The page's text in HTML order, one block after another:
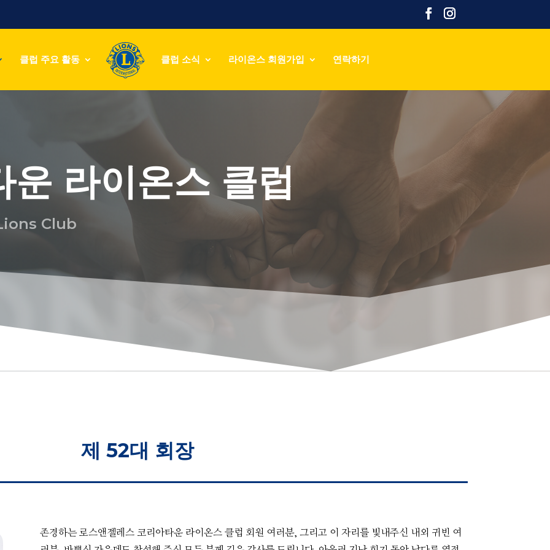
클럽 주요 활동 클럽 소식 라이온스 회원가입 연락하기
라이온스 클럽
Club
제 52대 회장
존경하는 로스앤젤레스 코리아타운 라이온스 클럽 회원 여러분, 그리고 이 자리를 빛내주신 내외 귀빈 여